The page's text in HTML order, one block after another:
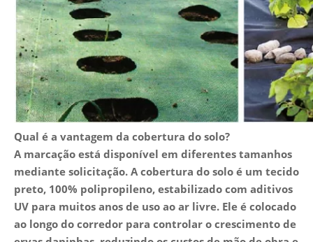
Qual é a vantagem da cobertura do solo?
A marcação está disponível em diferentes tamanhos
mediante solicitação. A cobertura do solo é um tecido
preto, 100% polipropileno, estabilizado com aditivos
UV para muitos anos de uso ao ar livre. Ele é colocado
ao longo do corredor para controlar o crescimento de